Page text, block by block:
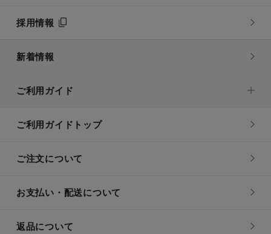
採用情報
新着情報
ご利用ガイド
ご利用ガイドトップ
ご注文について
お支払い・配送について
返品について